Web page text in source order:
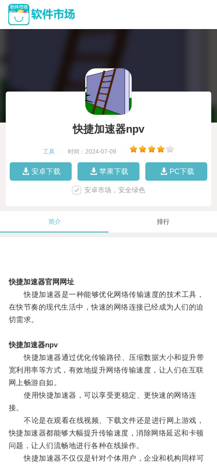
快捷加速器npv
工具 时间：2024-07-09
安卓下载 苹果下载 PC下载
安卓市场，安全绿色
简介 排行
快捷加速器官网网址
快捷加速器是一种能够优化网络传输速度的技术工具，
在快节奏的现代生活中，快速的网络连接已经成为人们的迫
切需求。
快捷加速器npv
快捷加速器通过优化传输路径、压缩数据大小和提升带
宽利用率等方式，有效地提升网络传输速度，让人们在互联
网上畅游自如。
使用快捷加速器，可以享受更稳定、更快速的网络连
接。
不论是在观看在线视频、下载文件还是进行网上游戏，
快捷加速器都能够大幅提升传输速度，消除网络延迟和卡顿
问题，让人们流畅地进行各种在线操作。
快捷加速器不仅仅是针对个体用户，企业和机构同样可